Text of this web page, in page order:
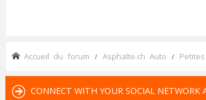
Accueil du forum Asphalte.ch Auto
CONNECT WITH YOUR SOCIAL NETWORK